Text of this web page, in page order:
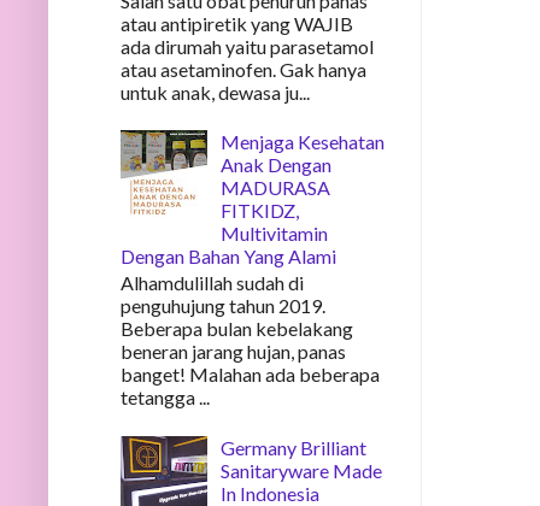
atau antipiretik yang WAJIB
ada dirumah yaitu parasetamol
atau asetaminofen. Gak hanya
untuk anak, dewasa ju...
Menjaga Kesehatan
Anak Dengan
MADURASA
FITKIDZ,
Multivitamin
Dengan Bahan Yang Alami
Alhamdulillah sudah di
penguhujung tahun 2019.
Beberapa bulan kebelakang
beneran jarang hujan, panas
banget! Malahan ada beberapa
tetangga ...
Germany Brilliant
Sanitaryware Made
In Indonesia